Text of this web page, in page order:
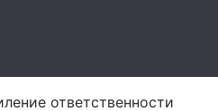
ответственности